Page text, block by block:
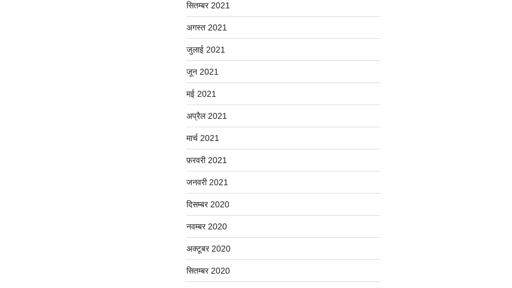
सितम्बर 2021
अगस्त 2021
जुलाई 2021
जून 2021
मई 2021
अप्रैल 2021
मार्च 2021
फ़रवरी 2021
जनवरी 2021
दिसम्बर 2020
नवम्बर 2020
अक्टूबर 2020
सितम्बर 2020